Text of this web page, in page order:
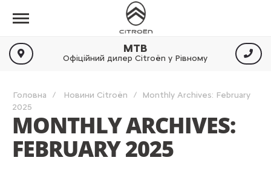
МТВ
Офіційний дилер Citroën у Рівному
Головна Новини Citroën
Monthly Archives: February
2025
MONTHLY ARCHIVES:
FEBRUARY 2025